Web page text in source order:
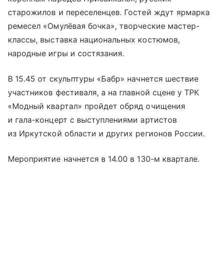
старожилов и переселенцев. Гостей ждут ярмарка
ремесел «Омулёвая бочка», творческие мастер-
классы, выставка национальных костюмов,
народные игры и состязания.
В 15.45 от скульптуры «Бабр» начнется шествие
участников фестиваля, а на главной сцене у ТРК
«Модный квартал» пройдет обряд очищения
и гала-концерт с выступлениями артистов
из Иркутской области и других регионов России.
Мероприятие начнется в 14.00 в 130-м квартале.